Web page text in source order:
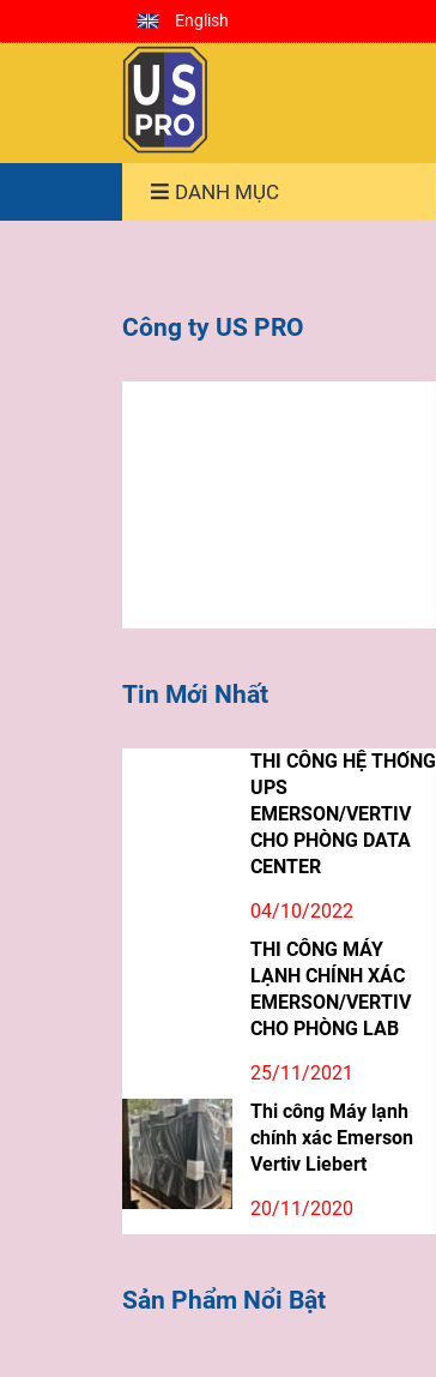
English
DANH MỤC
Công ty US PRO
Tin Mới Nhất
THI CÔNG HỆ THỐNG
UPS
EMERSON/VERTIV
CHO PHÒNG DATA
CENTER
04/10/2022
THI CÔNG MÁY
LẠNH CHÍNH XÁC
EMERSON/VERTIV
CHO PHÒNG LAB
25/11/2021
Thi công Máy lạnh
chính xác Emerson
Vertiv Liebert
20/11/2020
Sản Phẩm Nổi Bật